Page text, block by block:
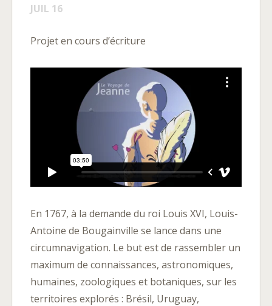
JUIL 16
Projet en cours d’écriture
En 1767, à la demande du roi Louis XVI, Louis-
Antoine de Bougainville se lance dans une
circumnavigation. Le but est de rassembler un
maximum de connaissances, astronomiques,
humaines, zoologiques et botaniques, sur les
territoires explorés : Brésil, Uruguay,